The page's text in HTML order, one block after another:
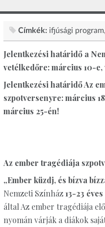
Címkék: ifjúsági program
Jelentkezési határidő a
vetélkedőre: március 10-
Jelentkezési határidő Az
szpotversenyre: március
március 25-én!
Az ember tragédiája
„Ember küzdj, és bízva
Nemzeti Színház13-23
által Az ember tragédiája
nyomán várják a diákok